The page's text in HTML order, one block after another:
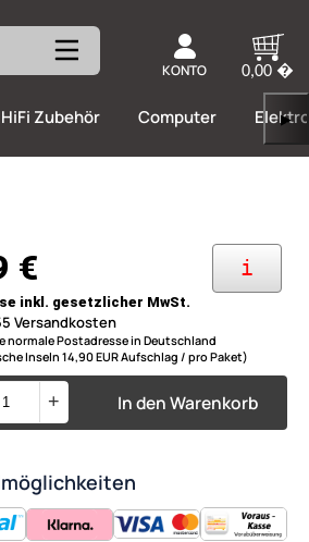
KONTO 0,00 �
Zubehör Computer ▶
i
€
inkl. gesetzlicher MwSt.
Versandkosten
normale Postadresse in Deutschland
Inseln 14,90 EUR Aufschlag / pro Paket)
In den Warenkorb
+